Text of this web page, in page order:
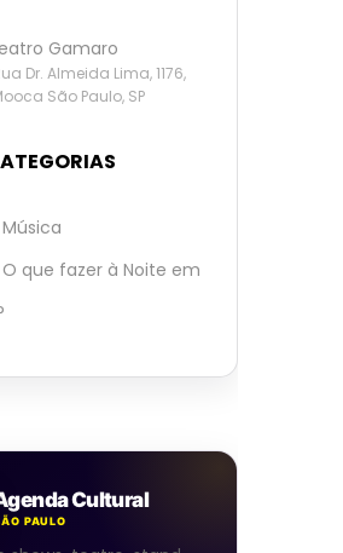
Gamaro
Dr. Almeida Lima, 1176,
São Paulo, SP
Música
O que fazer à Noite em
Cultural
PAULO